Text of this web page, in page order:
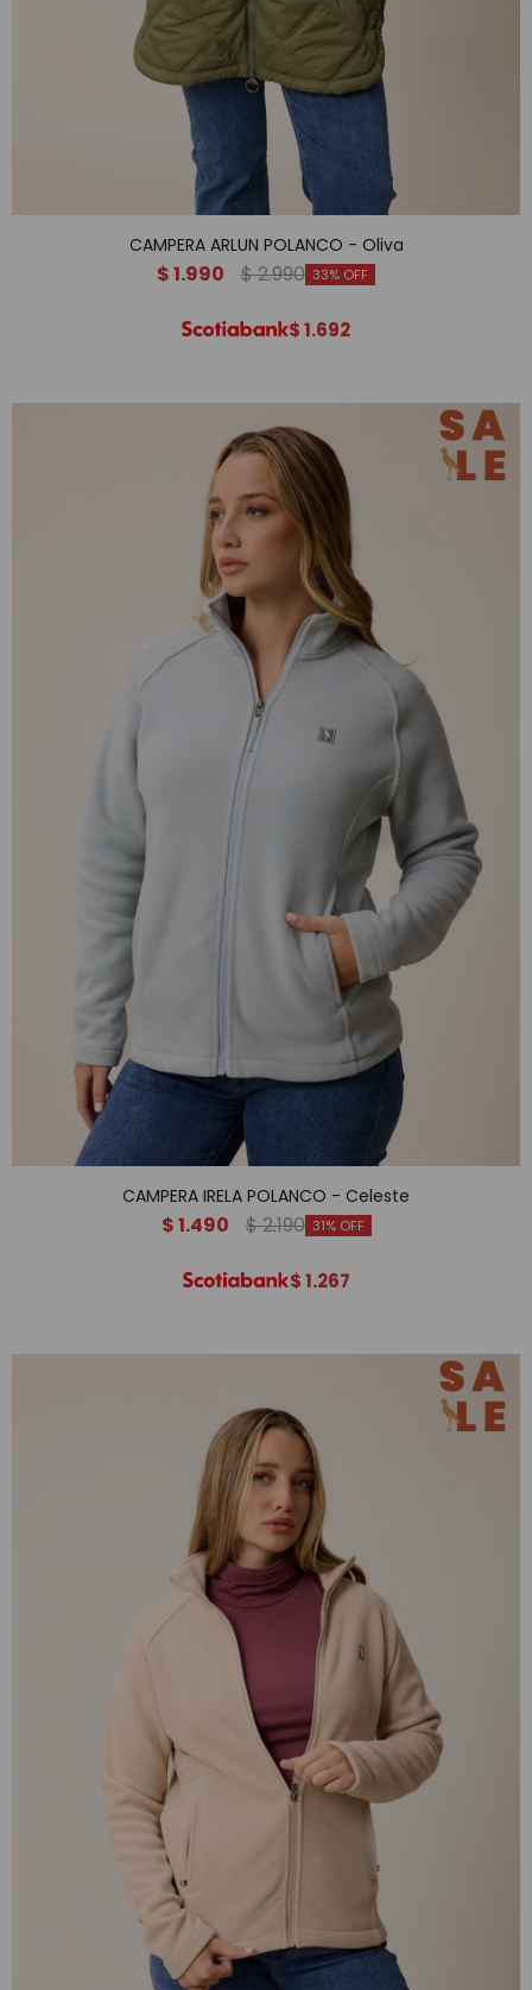
CAMPERA ARLUN POLANCO - Oliva
$1.990 $2.990 33
$1.692
CAMPERA IRELA POLANCO - Celeste
$1.490 $2.190 31
$1.267